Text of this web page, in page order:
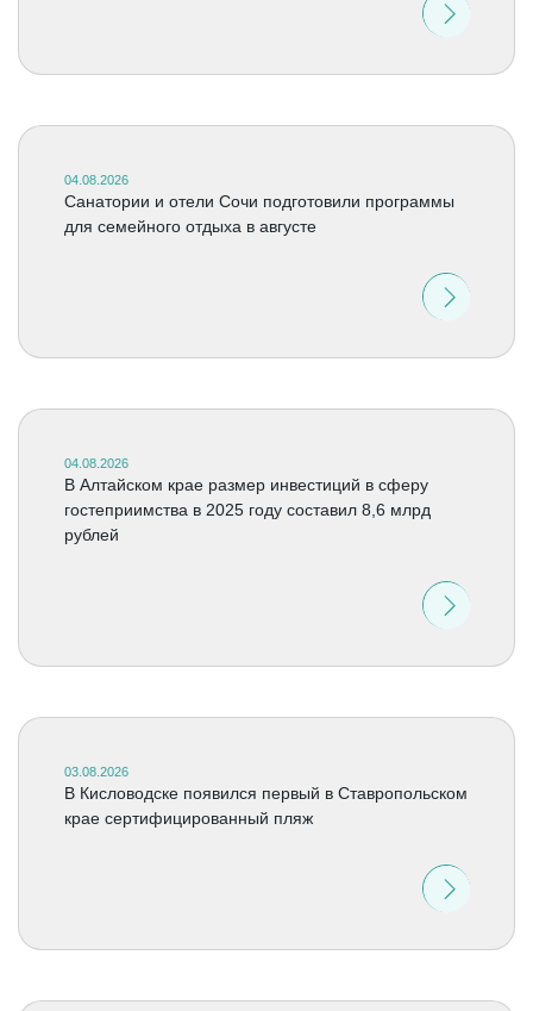
04.08.2026
Санатории и отели Сочи подготовили программы
для семейного отдыха в августе
04.08.2026
В Алтайском крае размер инвестиций в сферу
гостеприимства в 2025 году составил 8,6 млрд
рублей
03.08.2026
В Кисловодске появился первый в Ставропольском
крае сертифицированный пляж